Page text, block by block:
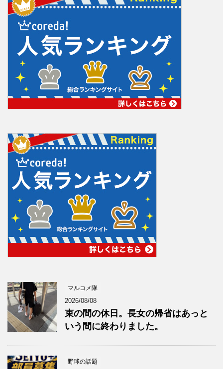
マルコメ隊
2026/08/08
束の間の休日。長女の帰省はあっと
いう間に終わりました。
野球の話題